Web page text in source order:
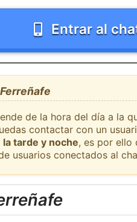
Entrar al
de la hora del día a la
contactar con un
tarde y noche, es por ello
usuarios conectados al